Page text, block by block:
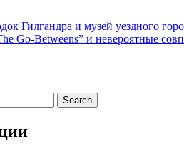
Гилгандра и музей уездного
Go-Betweens” и невероятные
Search